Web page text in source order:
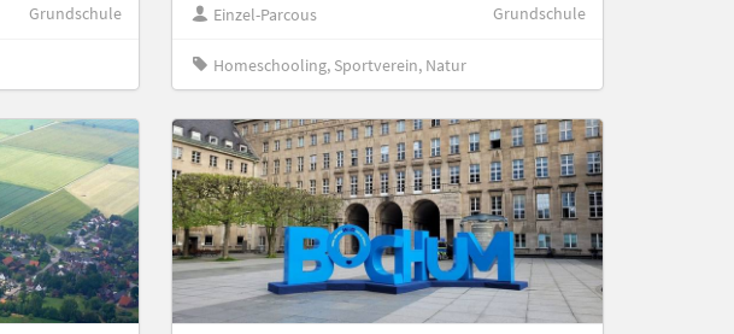
Grundschule Einzel-Parcous Grundschule
Homeschooling, Sportverein, Natur